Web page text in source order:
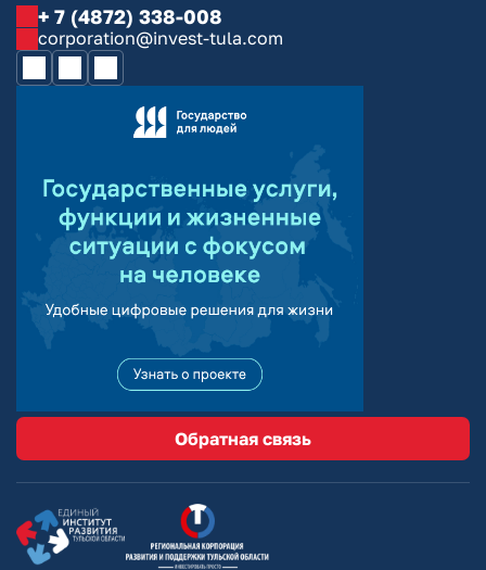
+ 7 (4872) 338-008
corporation@invest-tula.com
Обратная связь